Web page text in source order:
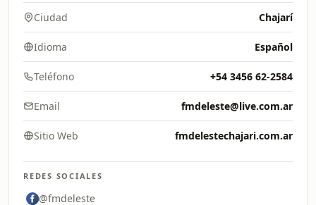
Ciudad Chajarí
Idioma Español
Teléfono +54 3456 62-2584
Email fmdeleste@live.com.ar
Sitio Web fmdelestechajari.com.ar
REDES SOCIALES
@fmdeleste